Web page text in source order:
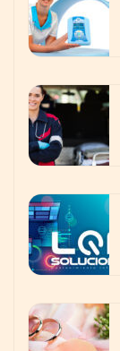
Sierra de
La cartera
doble de